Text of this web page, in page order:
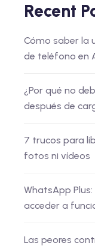
Recent
Cómo saber la
de teléfono en
¿Por qué no
después de
7 trucos para
fotos ni vídeos
WhatsApp
acceder a
Las peores